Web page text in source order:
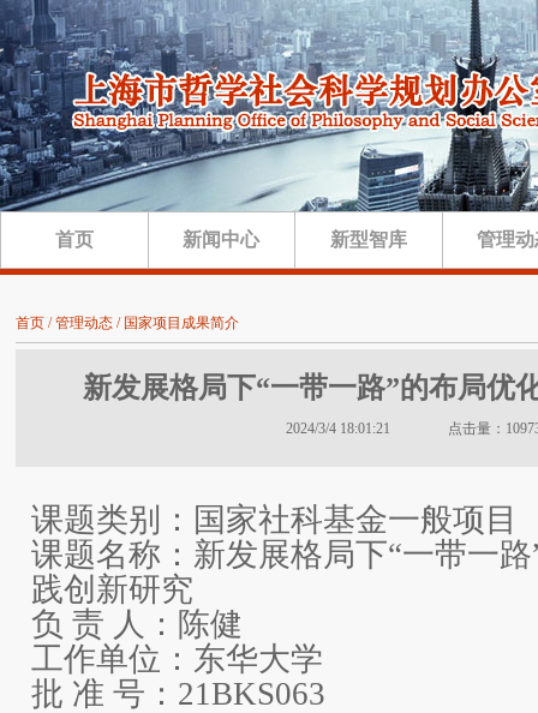
首页 新闻中心 新型智库 管理
首页 / 管理动态 / 国家项目成果简介
新发展格局下“一带一路”的布局优
2024/3/4 18:01:21 点击量：
课题类别：国家社科基金一般项目
课题名称： 新发展格局下“一带一
践创新研究
负 责 人： 陈健
工作单位： 东华大学
批 准 号： 21BKS063